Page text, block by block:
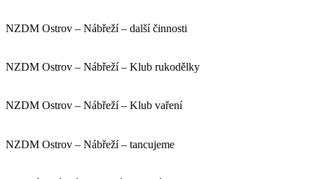
NZDM Ostrov – Nábřeží – další činnosti
NZDM Ostrov – Nábřeží – Klub rukodělky
NZDM Ostrov – Nábřeží – Klub vaření
NZDM Ostrov – Nábřeží – tancujeme